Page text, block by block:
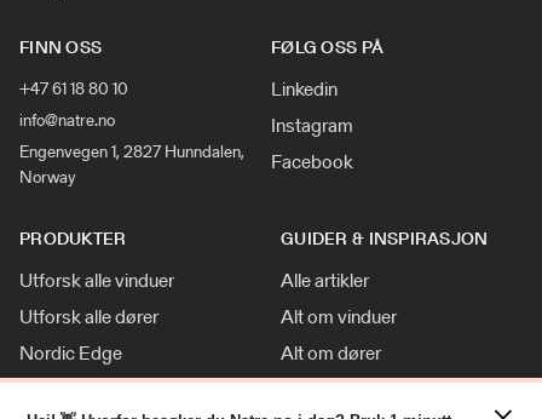
FINN OSS
+47 61 18 80 10
info@natre.no
Engenvegen 1, 2827 Hunndalen,
Norway
FØLG OSS PÅ
Linkedin
Instagram
Facebook
PRODUKTER
Utforsk alle vinduer
Utforsk alle dører
Nordic Edge
Klassisk stil
GUIDER & INSPIRASJON
Alle artikler
Alt om vinduer
Alt om dører
Inspirasjon